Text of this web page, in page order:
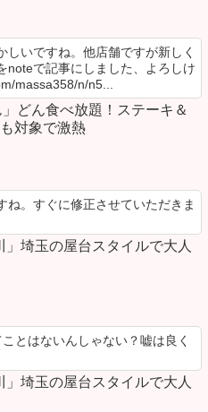
いですね。他店舗ですが新しく
noteで記事にしました、よろしけ
massa358/n/n5...
どん食べ放題！ステーキ＆
対象で激熱
ね。すぐに修正させていただきま
埼玉の屋台スタイルで大人
とはないんしゃない？嘘は良く
埼玉の屋台スタイルで大人